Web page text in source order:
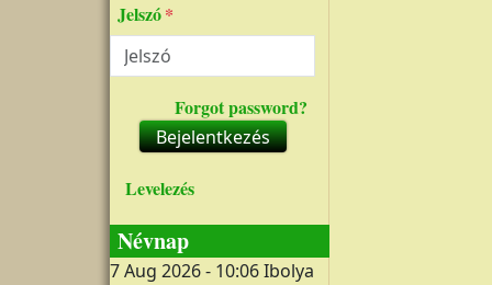
Jelszó
Forgot password?
Bejelentkezés
Levelezés
Névnap
7 Aug 2026 - 10:06Ibolya